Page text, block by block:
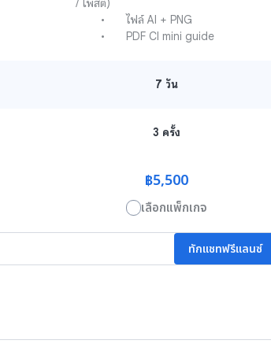
/ โพสต์)
	•	PDF CI mini guide
7 วัน
3 ครั้ง
฿5,500
เลือกแพ็กเกจ
ทักแชทฟรีแลนซ์